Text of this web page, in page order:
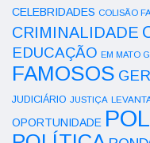
CELEBRIDADES COLISÃO
CRIMINALIDADE
EDUCAÇÃO EM MATO
FAMOSOS
JUDICIÁRIO JUSTIÇA
OPORTUNIDADE